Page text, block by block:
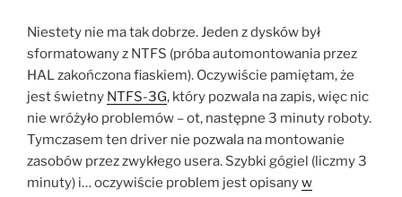
Niestety nie ma tak dobrze. Jeden z dysków był
sformatowany z NTFS (próba automontowania przez
HAL zakończona fiaskiem). Oczywiście pamiętam, że
jest świetny NTFS-3G, który pozwala na zapis, więc nic
nie wróżyło problemów – ot, następne 3 minuty roboty.
Tymczasem ten driver nie pozwala na montowanie
zasobów przez zwykłego usera. Szybki gógiel (liczmy 3
minuty) i… oczywiście problem jest opisanyw